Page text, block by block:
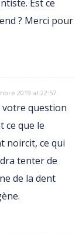
Est ce
? Merci pour
2019 at 22:57
votre question
ce que le
noircit, ce qui
tenter de
de la dent